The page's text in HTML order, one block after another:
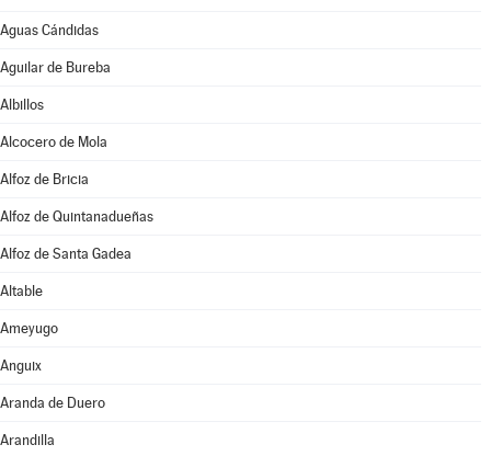
Aguas Cándidas
Aguilar de Bureba
Albillos
Alcocero de Mola
Alfoz de Bricia
Alfoz de Quintanadueñas
Alfoz de Santa Gadea
Altable
Ameyugo
Anguix
Aranda de Duero
Arandilla